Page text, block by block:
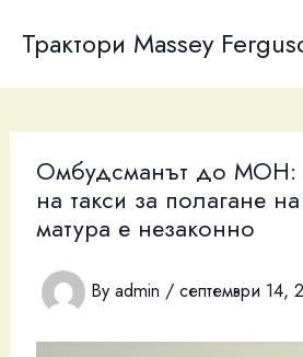
content
Трактори Massey
Омбудсманът до МОН:
на такси за полагане
матура е незаконно
By admin / септември 14,